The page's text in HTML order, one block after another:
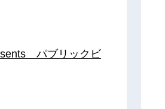
パブリックビ